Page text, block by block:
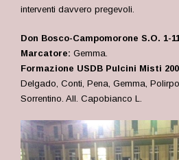
interventi davvero pregevoli.
Don Bosco-Campomorone S.O. 1-
Marcatore: Gemma.
Formazione USDB Pulcini Misti
Delgado, Conti, Pena, Gemma,
Sorrentino. All. Capobianco L.